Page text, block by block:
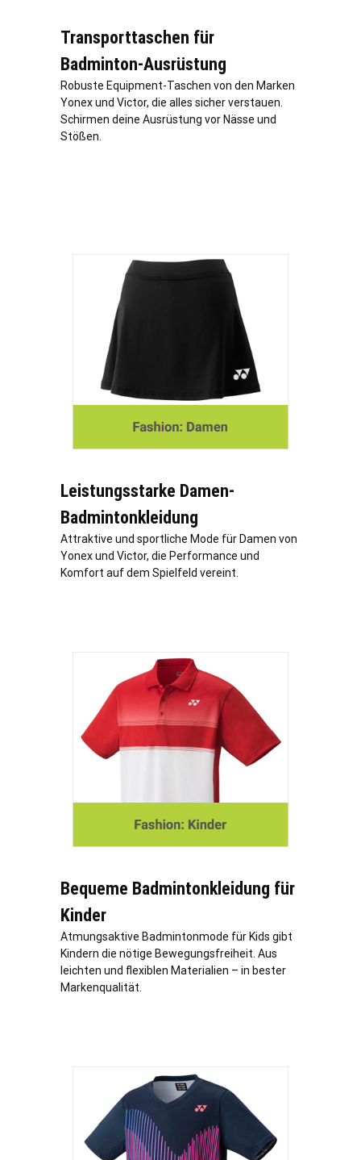
Transporttaschen für
Badminton-Ausrüstung
Robuste Equipment-Taschen von den Marken
Yonex und Victor, die alles sicher verstauen.
Schirmen deine Ausrüstung vor Nässe und
Stößen.
Leistungsstarke Damen-
Badmintonkleidung
Attraktive und sportliche Mode für Damen von
Yonex und Victor, die Performance und
Komfort auf dem Spielfeld vereint.
Bequeme Badmintonkleidung für
Kinder
Atmungsaktive Badmintonmode für Kids gibt
Kindern die nötige Bewegungsfreiheit. Aus
leichten und flexiblen Materialien – in bester
Markenqualität.